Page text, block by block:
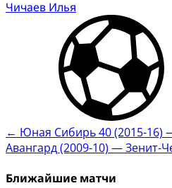
Чичаев Илья
Post
navigation
← Юная Сибирь 40 (2015-16)
Авангард (2009-10) — Зенит-
Ближайшие матчи